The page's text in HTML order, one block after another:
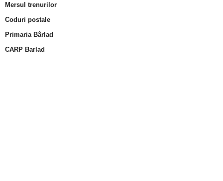
Mersul trenurilor
Coduri postale
Primaria Bârlad
CARP Barlad